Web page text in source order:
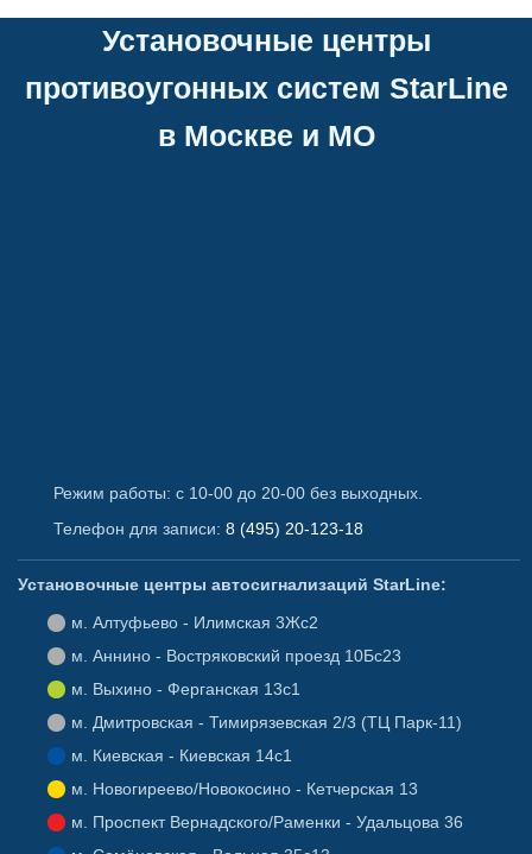
Установочные центры
противоугонных систем StarLine
в Москве и МО
Режим работы: с 10-00 до 20-00 без выходных.
Телефон для записи: 8 (495) 20-123-18
Установочные центры автосигнализаций StarLine:
Алтуфьево - Илимская 3Жс2
Аннино - Востряковский проезд 10Бс23
Выхино - Ферганская 13с1
Дмитровская - Тимирязевская 2/3 (ТЦ Парк-11)
Киевская - Киевская 14с1
Новогиреево/Новокосино - Кетчерская 13
Проспект Вернадского/Раменки - Удальцова 36